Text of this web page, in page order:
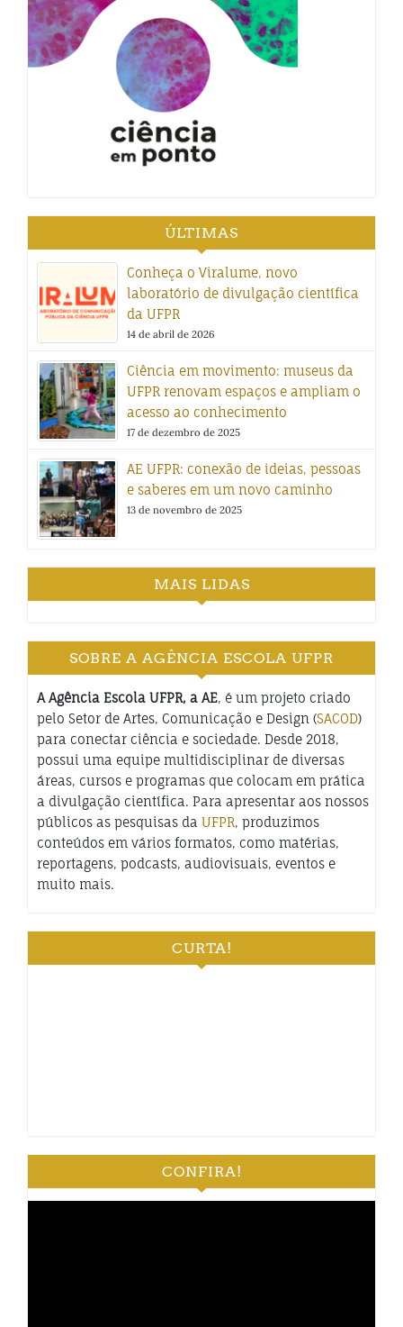
ÚLTIMAS
Conheça o Viralume, novo
laboratório de divulgação científica
da UFPR
14 de abril de 2026
Ciência em movimento: museus da
UFPR renovam espaços e ampliam o
acesso ao conhecimento
17 de dezembro de 2025
AE UFPR: conexão de ideias, pessoas
e saberes em um novo caminho
13 de novembro de 2025
MAIS LIDAS
SOBRE A AGÊNCIA ESCOLA UFPR
A Agência Escola UFPR, a AE, é um projeto criado
pelo Setor de Artes, Comunicação e Design (SACOD)
para conectar ciência e sociedade. Desde 2018,
possui uma equipe multidisciplinar de diversas
áreas, cursos e programas que colocam em prática
a divulgação científica. Para apresentar aos nossos
públicos as pesquisas da UFPR, produzimos
conteúdos em vários formatos, como matérias,
reportagens, podcasts, audiovisuais, eventos e
muito mais.
CURTA!
CONFIRA!